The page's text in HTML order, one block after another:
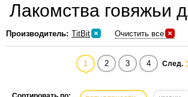
Лакомства говяжьи
Производитель: TitBit Очистить все
1 2 3 4 След.